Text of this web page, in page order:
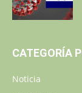
CATEGORÍA
Noticia